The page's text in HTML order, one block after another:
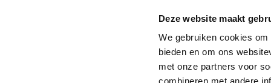
Deze website maakt
We gebruiken cookies
bieden en om ons
met onze partners voor
Zakelijk boeken bestellen ING